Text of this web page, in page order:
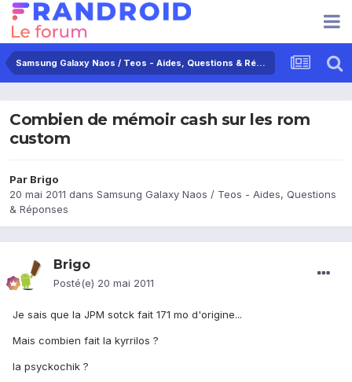
Samsung Galaxy Naos / Teos - Aides, Questions & Réponses
Combien de mémoir cash sur les rom
custom
Par Brigo
20 mai 2011 dans Samsung Galaxy Naos / Teos - Aides, Questions
& Réponses
Brigo
Posté(e) 20 mai 2011
Je sais que la JPM sotck fait 171 mo d'origine...
Mais combien fait la kyrrilos ?
la psyckochik ?